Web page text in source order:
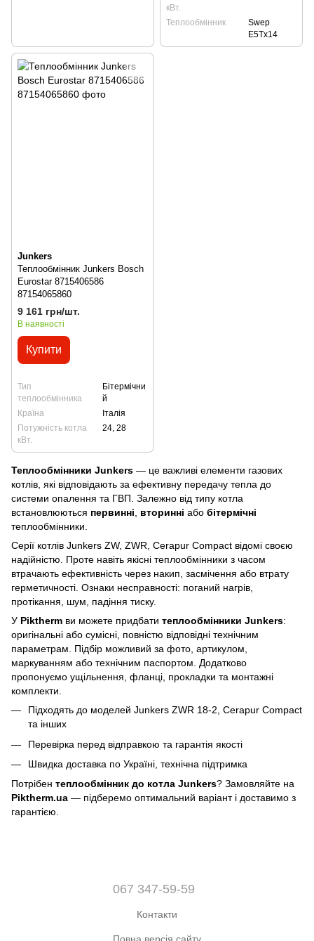
кВт.
Теплообмінник
Swep
E5Tx14
Junkers
Теплообмінник Junkers Bosch
Eurostar 8715406586
87154065860
9 161 грн/шт.
В наявності
Купити
Тип
теплообмінника
Бітермічни
й
Країна
Італія
Потужність котла
кВт.
24, 28
Теплообмінники Junkers — це важливі елементи газових
котлів, які відповідають за ефективну передачу тепла до
системи опалення та ГВП. Залежно від типу котла
встановлюються первинні, вторинні або бітермічні
теплообмінники.
Серії котлів Junkers ZW, ZWR, Cerapur Compact відомі своєю
надійністю. Проте навіть якісні теплообмінники з часом
втрачають ефективність через накип, засмічення або втрату
герметичності. Ознаки несправності: поганий нагрів,
протікання, шум, падіння тиску.
У Piktherm ви можете придбати теплообмінники Junkers:
оригінальні або сумісні, повністю відповідні технічним
параметрам. Підбір можливий за фото, артикулом,
маркуванням або технічним паспортом. Додатково
пропонуємо ущільнення, фланці, прокладки та монтажні
комплекти.
Підходять до моделей Junkers ZWR 18-2, Cerapur Compact
та інших
Перевірка перед відправкою та гарантія якості
Швидка доставка по Україні, технічна підтримка
Потрібен теплообмінник до котла Junkers? Замовляйте на
Piktherm.ua — підберемо оптимальний варіант і доставимо з
гарантією.
067 347-59-59
Контакти